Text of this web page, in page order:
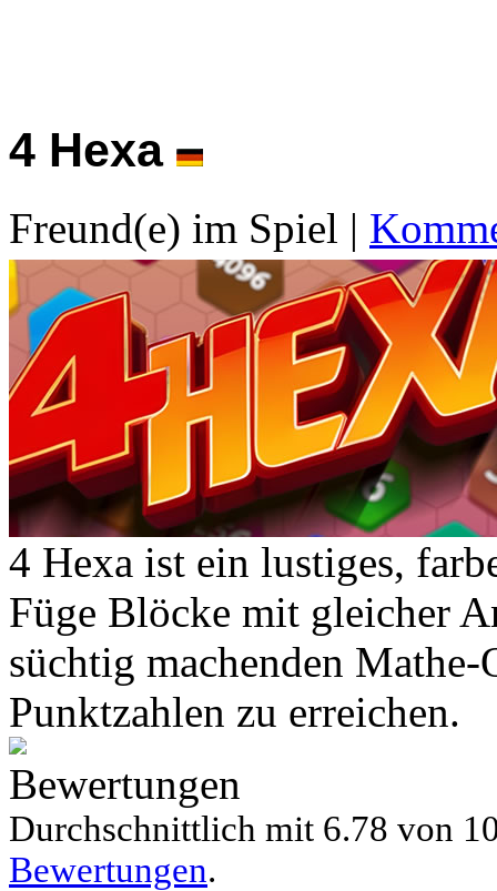
4 Hexa
Freund(e) im Spiel |
4 Hexa ist ein lustiges,
Füge Blöcke mit gleicher
süchtig machenden
Punktzahlen zu erreichen.
Bewertungen
Durchschnittlich mit 6.78 von
Bewertungen.